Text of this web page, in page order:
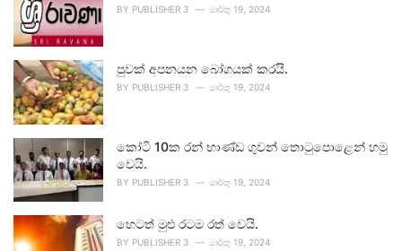
BY PUBLISHER 3 මාර්තු 19, 2024
පුවක් අපනයන බෝගයක් කරයි.
BY PUBLISHER 3 මාර්තු 19, 2024
කෝටි 10ක රන් භාණ්ඩ ගුවන් තොටුපොළෙන් හමු
වෙයි.
BY PUBLISHER 3 මාර්තු 19, 2024
හෙටත් මුළු රටම රත් වෙයි.
BY PUBLISHER 3 මාර්තු 19, 2024